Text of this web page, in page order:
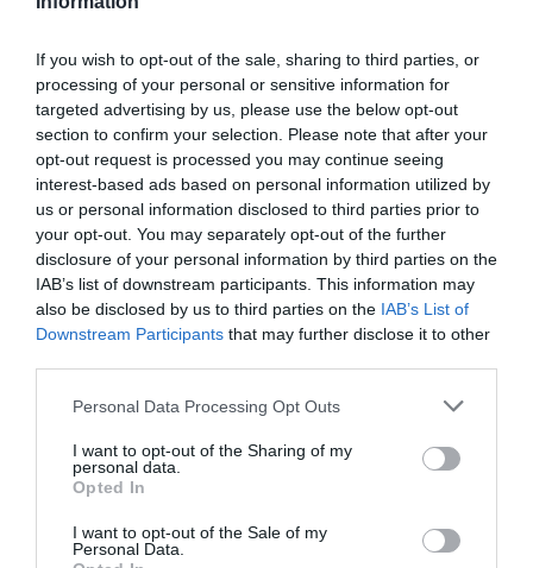
If you wish to opt-out of the sale, sharing to third parties, or
processing of your personal or sensitive information for
targeted advertising by us, please use the below opt-out
section to confirm your selection. Please note that after your
opt-out request is processed you may continue seeing
interest-based ads based on personal information utilized by
us or personal information disclosed to third parties prior to
your opt-out. You may separately opt-out of the further
disclosure of your personal information by third parties on the
IAB’s list of downstream participants. This information may
also be disclosed by us to third parties on the IAB’s List of
Downstream Participants that may further disclose it to other
Personal Data Processing Opt Outs
I want to opt-out of the Sharing of my
personal data.
Opted In
I want to opt-out of the Sale of my
Personal Data.
Procuratura de la Veneția a demarat o anchetă cu
privire la incident.Bilanțul oficial vorbește despre 21
de victime și 15 răniți, dintre care 5 în stare gravă.
Dinamica accidentului este încă în curs de
investigare, dar informațiile inițiale sugerează că
autobuzul, în ciuda faptului că era aproape nou și cu
mai puțin de 40.000 de kilometri. Bateriile
autobuzului au luat foc imediat după ciocnire,
#mestreil terribile incidente: un
pullman vola sotto il cavalcavia